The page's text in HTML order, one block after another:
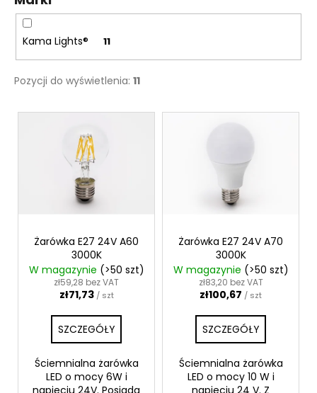
k
w
Kama Lights® 11
Pozycji do wyświetlenia: 11
L
Żarówka E27 24V A60
3000K
W magazynie (>50 szt)
zł59,28 bez VAT
zł71,73 / szt
SZCZEGÓŁY
Ściemnialna żarówka
LED o mocy 6W i
napięciu 24V. Posiada
Żarówka E27 24V A70
3000K
W magazynie (>50 szt)
zł83,20 bez VAT
zł100,67 / szt
SZCZEGÓŁY
Ściemnialna żarówka
LED o mocy 10 W i
napięciu 24 V. Z